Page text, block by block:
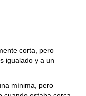
corta, pero
igualado y a un
mínima, pero